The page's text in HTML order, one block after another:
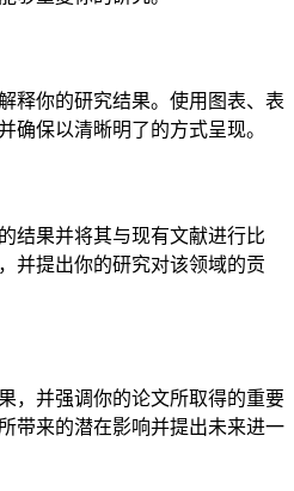
释你的研究结果。使用图表、表
确保以清晰明了的方式呈现。
结果并将其与现有文献进行比
并提出你的研究对该领域的贡
，并强调你的论文所取得的重要
带来的潜在影响并提出未来进一